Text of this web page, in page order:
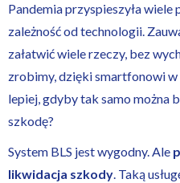
Pandemia przyspieszyła wiele
zależność od technologii.
załatwić wiele rzeczy, bez
zrobimy, dzięki smartfonowi w
lepiej, gdyby tak samo można
szkodę?
System BLS jest wygodny. Ale
likwidacja szkody. Taką